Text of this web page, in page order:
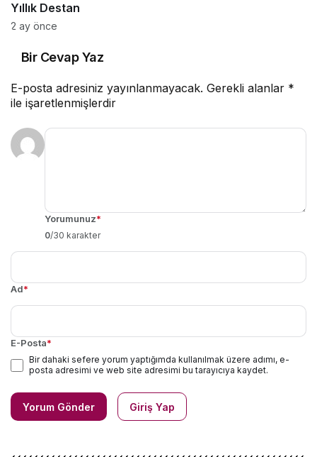
Yıllık Destan
2 ay önce
Bir Cevap Yaz
E-posta adresiniz yayınlanmayacak. Gerekli alanlar *
ile işaretlenmişlerdir
Yorumunuz*
0/30 karakter
Ad*
E-Posta*
Bir dahaki sefere yorum yaptığımda kullanılmak üzere adımı, e-
posta adresimi ve web site adresimi bu tarayıcıya kaydet.
Yorum Gönder Giriş Yap